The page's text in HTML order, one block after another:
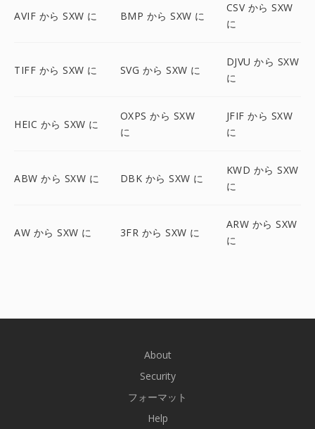
AVIF から SXW に BMP から SXW に
CSV から SXW
に
TIFF から SXW に SVG から SXW に
DJVU から SXW
に
HEIC から SXW に
OXPS から SXW
に
JFIF から SXW
に
ABW から SXW に DBK から SXW に
KWD から SXW
に
AW から SXW に 3FR から SXW に
ARW から SXW
に
About
Security
フォーマット
Help